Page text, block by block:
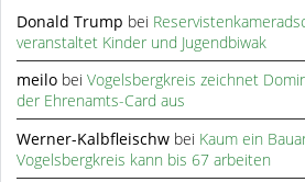
Donald Trump bei
veranstaltet Kinder und Jugendbiwak
meilo beiVogelsbergkreis zeichnet
der Ehrenamts-Card aus
Werner-Kalbfleischw bei Kaum ein
Vogelsbergkreis kann bis 67 arbeiten